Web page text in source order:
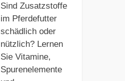
Sind Zusatzstoffe
im Pferdefutter
schädlich oder
nützlich? Lernen
Sie Vitamine,
Spurenelemente